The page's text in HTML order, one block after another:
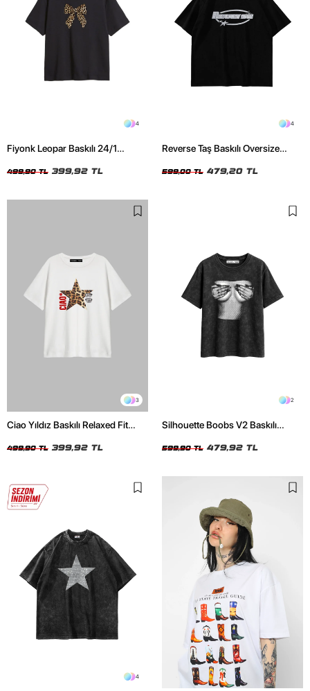
4
Fiyonk Leopar Baskılı 24/1
Tshirt
499,90 TL 399,92 TL
4
Reverse Taş Baskılı Oversize
599,00 TL 479,20 TL
3
Ciao Yıldız Baskılı Relaxed Fit
499,90 TL 399,92 TL
2
Silhouette Boobs V2 Baskılı
Tshirt
599,90 TL 479,92 TL
4